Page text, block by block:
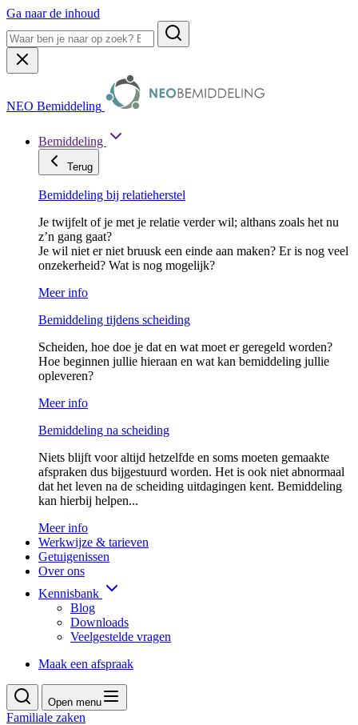
Ga naar de inhoud
NEO Bemiddeling
Bemiddeling
Terug
Bemiddeling bij relatieherstel
Je twijfelt of je met je relatie verder wil; althans zoals het nu
z’n gang gaat?
Je wil niet er niet bruusk een einde aan maken? Er is nog veel
onzekerheid? Wat is nog mogelijk?
Meer info
Bemiddeling tijdens scheiding
Scheiden, hoe doe je dat en wat moet er geregeld worden?
Hoe beginnen jullie hieraan en wat kan bemiddeling jullie
opleveren?
Meer info
Bemiddeling na scheiding
Niets blijft voor altijd hetzelfde en soms moeten gemaakte
afspraken dus bijgestuurd worden. Het is ook niet abnormaal
dat het leven na de scheiding uitdagingen kent. Bemiddeling
kan hierbij helpen...
Meer info
Werkwijze & tarieven
Getuigenissen
Over ons
Kennisbank
Blog
Downloads
Veelgestelde vragen
Maak een afspraak
Open menu
Familiale zaken